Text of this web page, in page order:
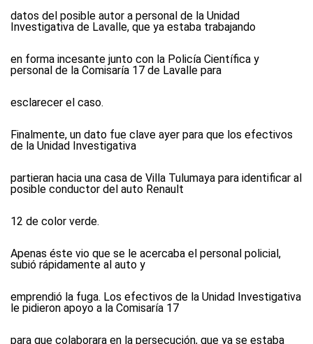
datos del posible autor a personal de la Unidad
Investigativa de Lavalle, que ya estaba trabajando
en forma incesante junto con la Policía Científica y
personal de la Comisaría 17 de Lavalle para
esclarecer el caso.
Finalmente, un dato fue clave ayer para que los efectivos
de la Unidad Investigativa
partieran hacia una casa de Villa Tulumaya para identificar al
posible conductor del auto Renault
12 de color verde.
Apenas éste vio que se le acercaba el personal policial,
subió rápidamente al auto y
emprendió la fuga. Los efectivos de la Unidad Investigativa
le pidieron apoyo a la Comisaría 17
para que colaborara en la persecución, que ya se estaba